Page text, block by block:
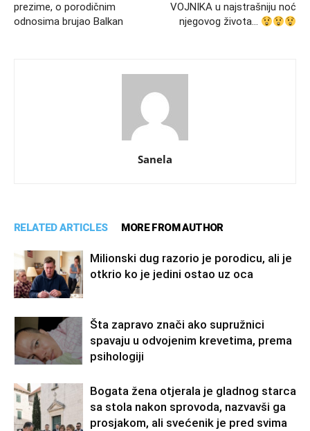
prezime, o porodičnim
odnosima brujao Balkan
VOJNIKA u najstrašniju noć
njegovog života…
Sanela
RELATED ARTICLES MORE FROM AUTHOR
Milionski dug razorio je porodicu, ali je
otkrio ko je jedini ostao uz oca
Šta zapravo znači ako supružnici
spavaju u odvojenim krevetima, prema
psihologiji
Bogata žena otjerala je gladnog starca
sa stola nakon sprovoda, nazvavši ga
prosjakom, ali svećenik je pred svima